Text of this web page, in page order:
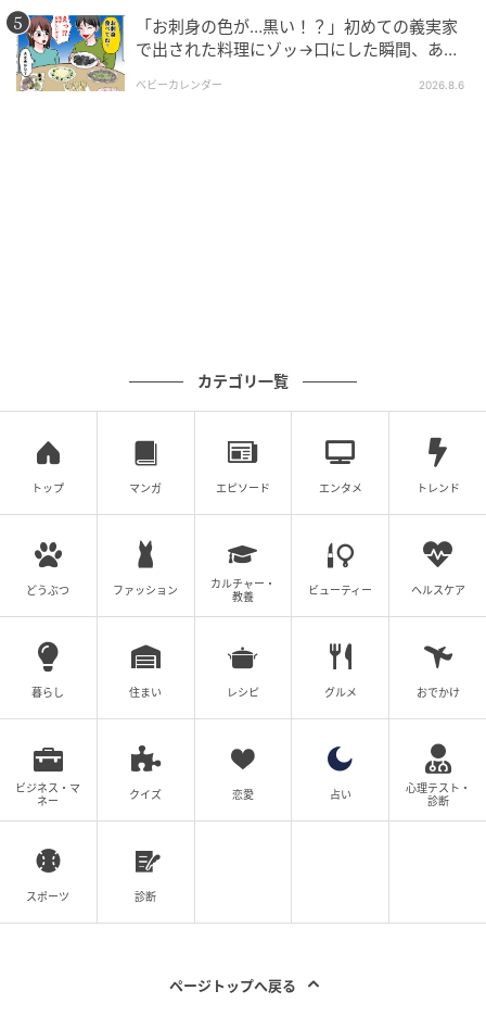
エキサイトニュース
エキサイトニュース
「お刺身の色が…黒い！？」初めての義実家
で出された料理にゾッ→口にした瞬間、あ
ベビーカレンダー 2026.8.6
カテゴリ一覧
トップ マンガ エピソード エンタメ トレンド
どうぶつ ファッション
カルチャー・
教養
ビューティー ヘルスケア
暮らし 住まい レシピ グルメ おでかけ
ビジネス・マ
ネー
クイズ 恋愛 占い
心理テスト・
診断
スポーツ 診断
ページトップへ戻る